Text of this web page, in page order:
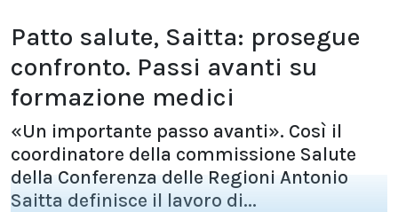
Patto salute, Saitta: prosegue
confronto. Passi avanti su
formazione medici
«Un importante passo avanti». Così il
coordinatore della commissione Salute
della Conferenza delle Regioni Antonio
Saitta definisce il lavoro di...